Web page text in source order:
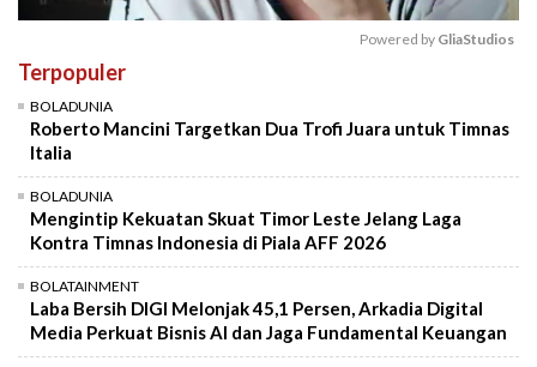
Powered by GliaStudios
Terpopuler
BOLADUNIA
Roberto Mancini Targetkan Dua Trofi Juara untuk Timnas
Italia
BOLADUNIA
Mengintip Kekuatan Skuat Timor Leste Jelang Laga
Kontra Timnas Indonesia di Piala AFF 2026
BOLATAINMENT
Laba Bersih DIGI Melonjak 45,1 Persen, Arkadia Digital
Media Perkuat Bisnis AI dan Jaga Fundamental Keuangan